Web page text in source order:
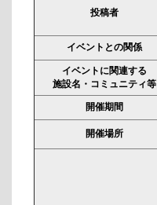
投稿者
イベントとの関係
イベントに関連する
施設名・コミュニティ等
開催期間
開催場所